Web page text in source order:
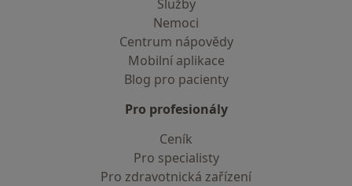
Služby
Nemoci
Centrum nápovědy
Mobilní aplikace
Blog pro pacienty
Pro profesionály
Ceník
Pro specialisty
Pro zdravotnická zařízení